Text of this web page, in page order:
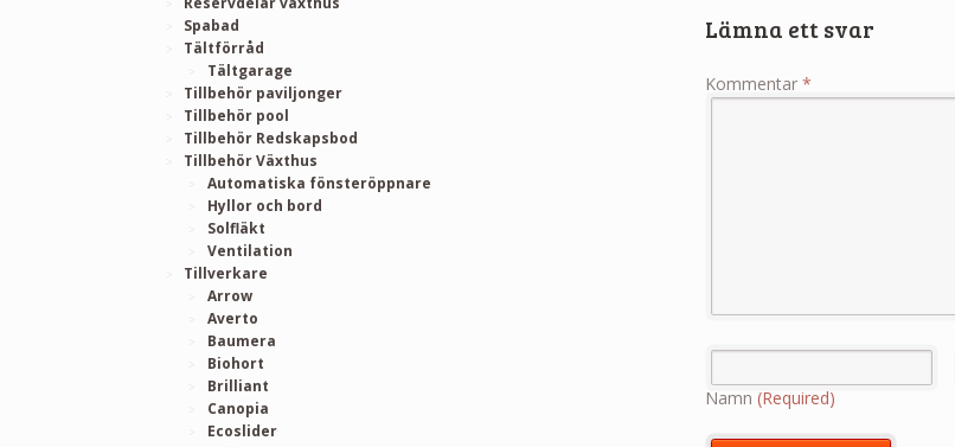
Lämna ett svar
Kommentar*
Namn(Required)
Spabad
Tältförråd
Tältgarage
Tillbehör paviljonger
Tillbehör pool
Tillbehör Redskapsbod
Tillbehör Växthus
Automatiska fönsteröppnare
Hyllor och bord
Solfläkt
Ventilation
Tillverkare
Arrow
Averto
Baumera
Biohort
Brilliant
Canopia
Ecoslider